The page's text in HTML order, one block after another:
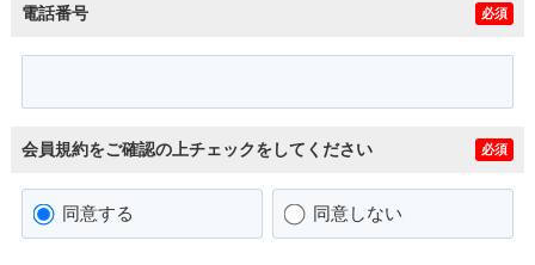
電話番号 必須
会員規約をご確認の上チェックをしてください 必須
同意する 同意しない